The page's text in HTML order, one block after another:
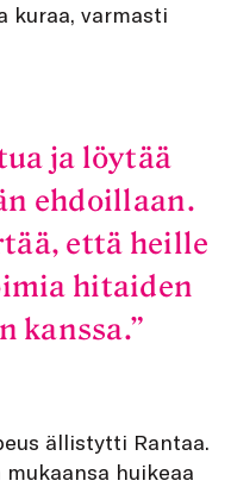
kuraa, varmasti
ja löytää
ehdoillaan.
että heille
hitaiden
kanssa.
ällistytti Rantaa.
huikeaa